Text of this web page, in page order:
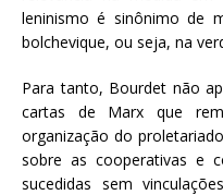
leninismo é sinônimo de
bolchevique, ou seja, na
Para tanto, Bourdet não
cartas de Marx que
organização do
sobre as cooperativas e
sucedidas sem